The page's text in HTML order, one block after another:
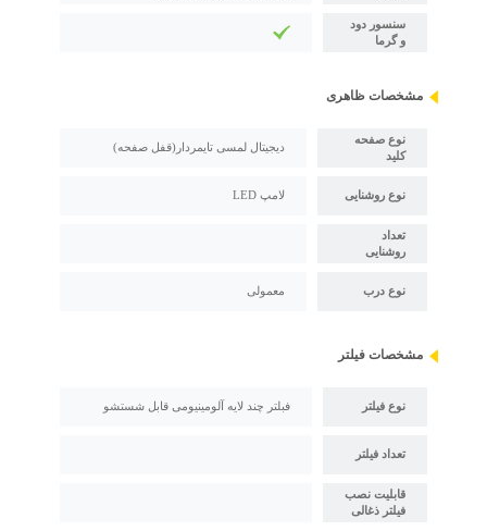
سنسور دود
و گرما
مشخصات ظاهری
نوع صفحه
کلید
دیجیتال لمسی تایمردار(قفل صفحه)
نوع روشنایی لامپ LED
تعداد
روشنایی
نوع درب معمولی
مشخصات فیلتر
نوع فیلتر فبلتر چند لایه آلومینیومی قابل شستشو
تعداد فیلتر
قابلیت نصب
فیلتر ذغالی